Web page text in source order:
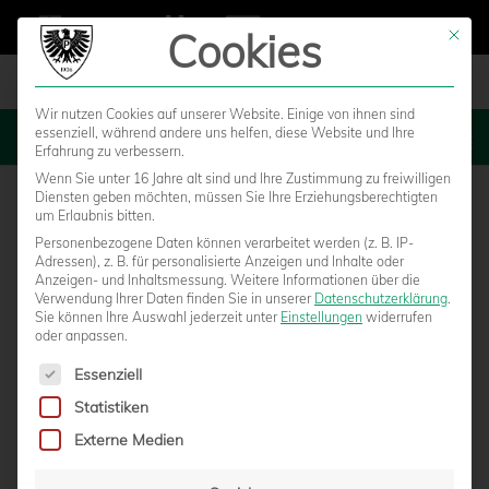
MENU
YOUNGSTARS SETZEN AUSRUFEZEICHEN
Mit
Cookies
Wir nutzen Cookies auf unserer Website. Einige von ihnen sind
essenziell, während andere uns helfen, diese Website und Ihre
Erfahrung zu verbessern.
Wenn Sie unter 16 Jahre alt sind und Ihre Zustimmung zu freiwilligen
Diensten geben möchten, müssen Sie Ihre Erziehungsberechtigten
um Erlaubnis bitten.
Personenbezogene Daten können verarbeitet werden (z. B. IP-
Adressen), z. B. für personalisierte Anzeigen und Inhalte oder
Anzeigen- und Inhaltsmessung. Weitere Informationen über die
Verwendung Ihrer Daten finden Sie in unserer Datenschutzerklärung.
Sie können Ihre Auswahl jederzeit unter Einstellungen widerrufen
oder anpassen.
Es folgt eine Liste der Service-Gruppen, für die eine
Essenziell
Statistiken
Externe Medien